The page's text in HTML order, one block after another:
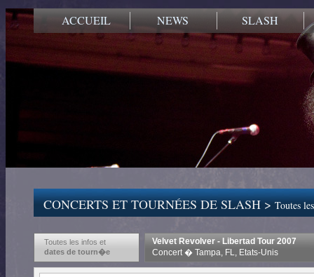
ACCUEIL NEWS SLASH
CONCERTS ET TOURNÉES DE SLASH >Toutes
Toutes les infos et
dates de tourn�e
Velvet Revolver - Libertad Tour 2007
Concert � Tampa, FL, Etats-Unis